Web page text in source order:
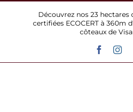
Découvrez nos 23 hectares
certifiées ECOCERT à 360m
côteaux de
Facebook